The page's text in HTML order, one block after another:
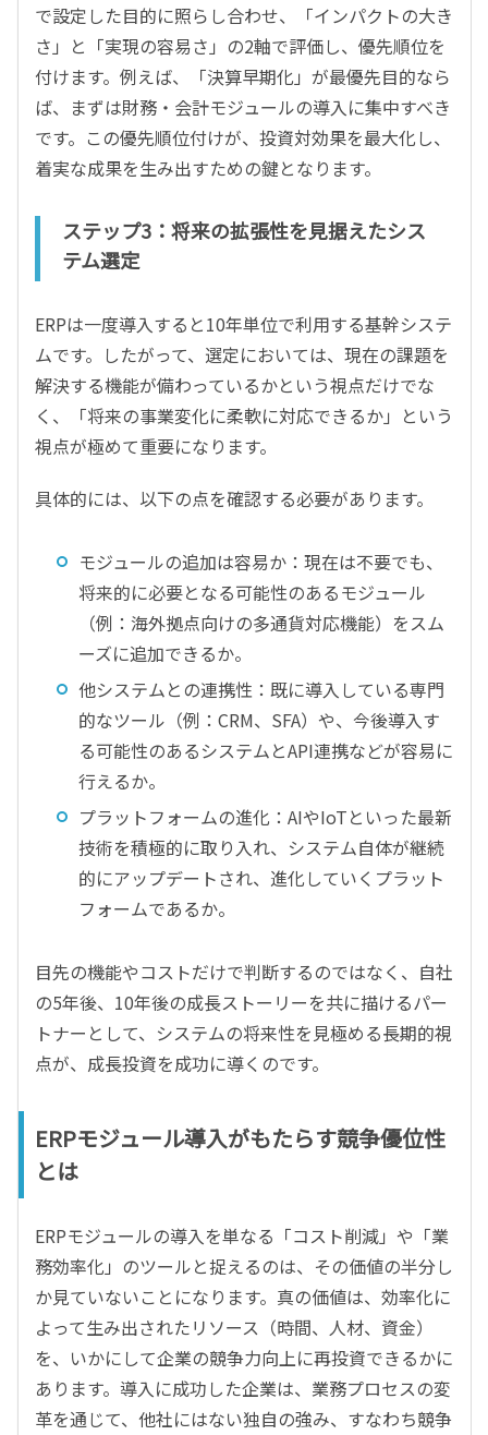
で設定した目的に照らし合わせ、「インパクトの大き
さ」と「実現の容易さ」の2軸で評価し、優先順位を
付けます。例えば、「決算早期化」が最優先目的なら
ば、まずは財務・会計モジュールの導入に集中すべき
です。この優先順位付けが、投資対効果を最大化し、
着実な成果を生み出すための鍵となります。
ステップ3：将来の拡張性を見据えたシス
テム選定
ERPは一度導入すると10年単位で利用する基幹システ
ムです。したがって、選定においては、現在の課題を
解決する機能が備わっているかという視点だけでな
く、「将来の事業変化に柔軟に対応できるか」という
視点が極めて重要になります。
具体的には、以下の点を確認する必要があります。
モジュールの追加は容易か：現在は不要でも、
将来的に必要となる可能性のあるモジュール
（例：海外拠点向けの多通貨対応機能）をスム
ーズに追加できるか。
他システムとの連携性：既に導入している専門
的なツール（例：CRM、SFA）や、今後導入す
る可能性のあるシステムとAPI連携などが容易に
行えるか。
プラットフォームの進化：AIやIoTといった最新
技術を積極的に取り入れ、システム自体が継続
的にアップデートされ、進化していくプラット
フォームであるか。
目先の機能やコストだけで判断するのではなく、自社
の5年後、10年後の成長ストーリーを共に描けるパー
トナーとして、システムの将来性を見極める長期的視
点が、成長投資を成功に導くのです。
ERPモジュール導入がもたらす競争優位性
とは
ERPモジュールの導入を単なる「コスト削減」や「業
務効率化」のツールと捉えるのは、その価値の半分し
か見ていないことになります。真の価値は、効率化に
よって生み出されたリソース（時間、人材、資金）
を、いかにして企業の競争力向上に再投資できるかに
あります。導入に成功した企業は、業務プロセスの変
革を通じて、他社にはない独自の強み、すなわち競争